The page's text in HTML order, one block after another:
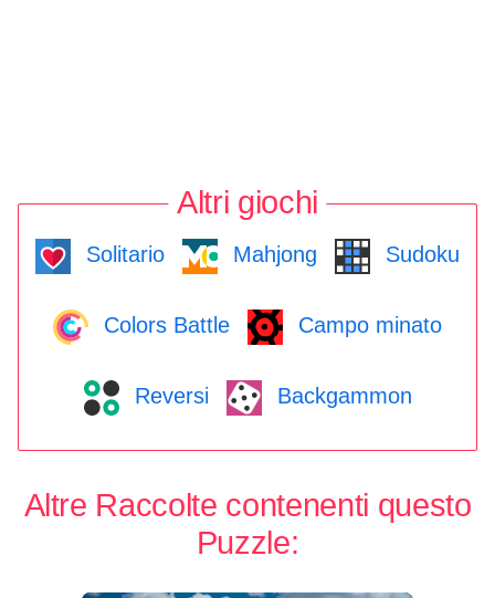
Altri giochi
Solitario Mahjong Sudoku
Colors Battle Campo minato
Reversi Backgammon
Altre Raccolte contenenti questo
Puzzle: